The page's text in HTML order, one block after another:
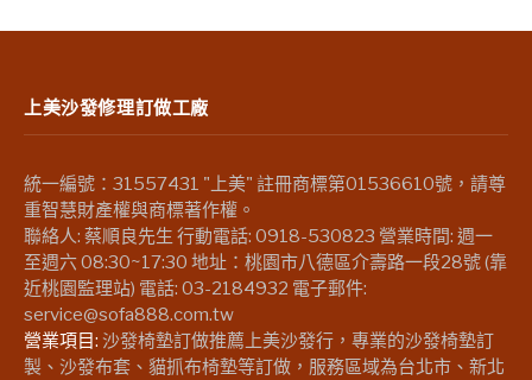
上美沙發修理訂做工廠
統一編號：31557431 "上美" 註冊商標第01536610號，請尊
重智慧財產權與商標著作權。
聯絡人: 蔡順良先生 行動電話: 0918-530823 營業時間: 週一
至週六 08:30~17:30 地址：桃園市八德區介壽路一段28號 (靠
近桃園監理站) 電話: 03-2184932 電子郵件:
service@sofa888.com.tw
營業項目: 沙發椅墊訂做推薦上美沙發行，專業的沙發椅墊訂
製、沙發布套、貓抓布椅墊等訂做，服務區域為台北市、新北